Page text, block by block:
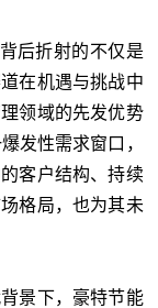
后折射的不仅是
在机遇与挑战中
领域的先发优势
发性需求窗口，
客户结构、持续
格局，也为其未
景下，豪特节能